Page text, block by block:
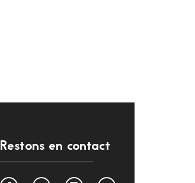
Restons en contact